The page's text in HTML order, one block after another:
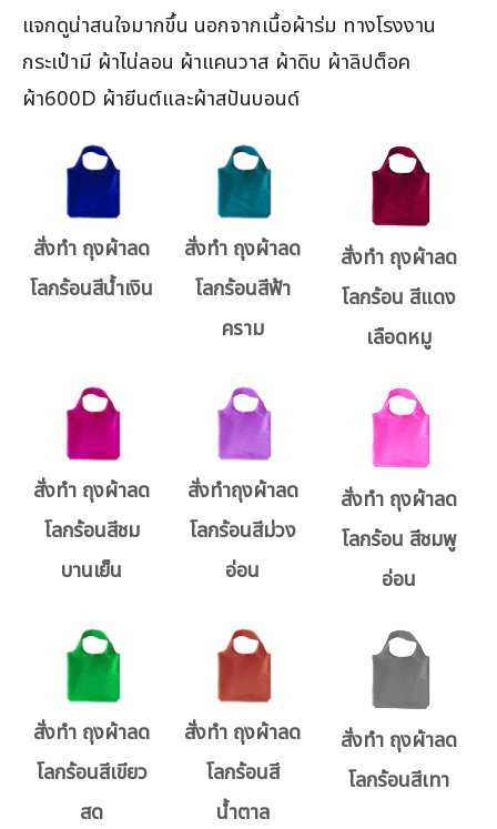
แจกดูน่าสนใจมากขึ้น นอกจากเนื้อผ้าร่ม ทางโรงงาน
กระเป๋ามี ผ้าไน่ลอน ผ้าแคนวาส ผ้าดิบ ผ้าลิปต็อค
ผ้า600D ผ้ายีนต์และผ้าสปันบอนด์
สั่งทำ ถุงผ้าลด
โลกร้อนสีน้ำเงิน
สั่งทำ ถุงผ้าลด
โลกร้อนสีฟ้า
คราม
สั่งทำ ถุงผ้าลด
โลกร้อน สีแดง
เลือดหมู
สั่งทำ ถุงผ้าลด
โลกร้อนสีชม
บานเย็น
สั่งทำถุงผ้าลด
โลกร้อนสีม่วง
อ่อน
สั่งทำ ถุงผ้าลด
โลกร้อน สีชมพู
อ่อน
สั่งทำ ถุงผ้าลด
โลกร้อนสีเขียว
สด
สั่งทำ ถุงผ้าลด
โลกร้อนสี
น้ำตาล
สั่งทำ ถุงผ้าลด
โลกร้อนสีเทา